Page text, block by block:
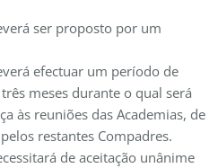
ser proposto por um
efectuar um período de
meses durante o qual será
às reuniões das Academias, de
restantes Compadres.
de aceitação unânime